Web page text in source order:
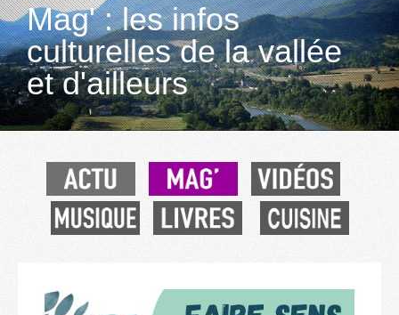
Mag' : les infos
culturelles de la vallée
et d'ailleurs